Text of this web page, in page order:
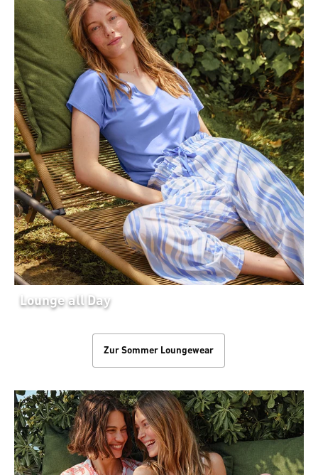
Lounge all Day
Zur Sommer Loungewear